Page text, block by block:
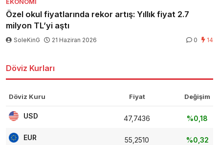
Özel okul fiyatlarında rekor artış: Yıllık fiyat 2.7
milyon TL’yi aştı
SoleKinG 21 Haziran 2026 0 14
Döviz Kurları
Döviz Kuru Fiyat Değişim
USD 47,7436 %0,18
EUR 55,2510 %0,32